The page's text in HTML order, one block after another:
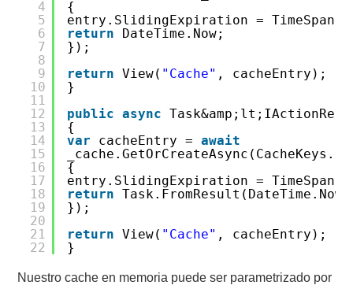
4
5
6
7
8
9
10
11
12
13
14
15
16
17
18
19
20
21
22
{
entry.SlidingExpiration =
return
DateTime.Now;
});
return
View( "Cache" , cacheEntry);
}
public
async
{
var
cacheEntry =await
{
entry.SlidingExpiration =
return
});
return
View( "Cache" , cacheEntry);
}
Nuestro cache en memoria puede ser parametrizado por